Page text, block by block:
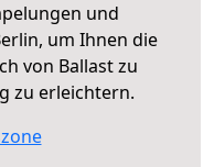
und
um Ihnen die
von Ballast zu
zu erleichtern.